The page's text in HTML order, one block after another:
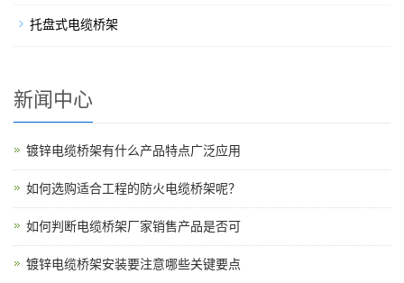
托盘式电缆桥架
新闻中心
镀锌电缆桥架有什么产品特点广泛应用
如何选购适合工程的防火电缆桥架呢？
如何判断电缆桥架厂家销售产品是否可
镀锌电缆桥架安装要注意哪些关键要点